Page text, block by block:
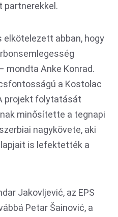
partnerekkel.
abban, hogy
mondta Anke Konrad.
a Kostolac
projekt folytatását
minősítette a tegnapi
nagykövete, aki
is lefektették a
Jakovljević, az EPS
Petar Šainović, a